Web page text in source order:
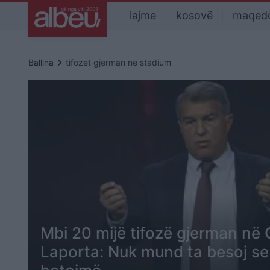
lajme kosovë
Ballina keyboard_arrow_right tifozet gjerman ne stadium
Mbi 20 mijë tifozë gjerman në
Laporta: Nuk mund ta besoj